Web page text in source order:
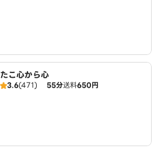
たこ心から心
3.6(471) 55分送料650円